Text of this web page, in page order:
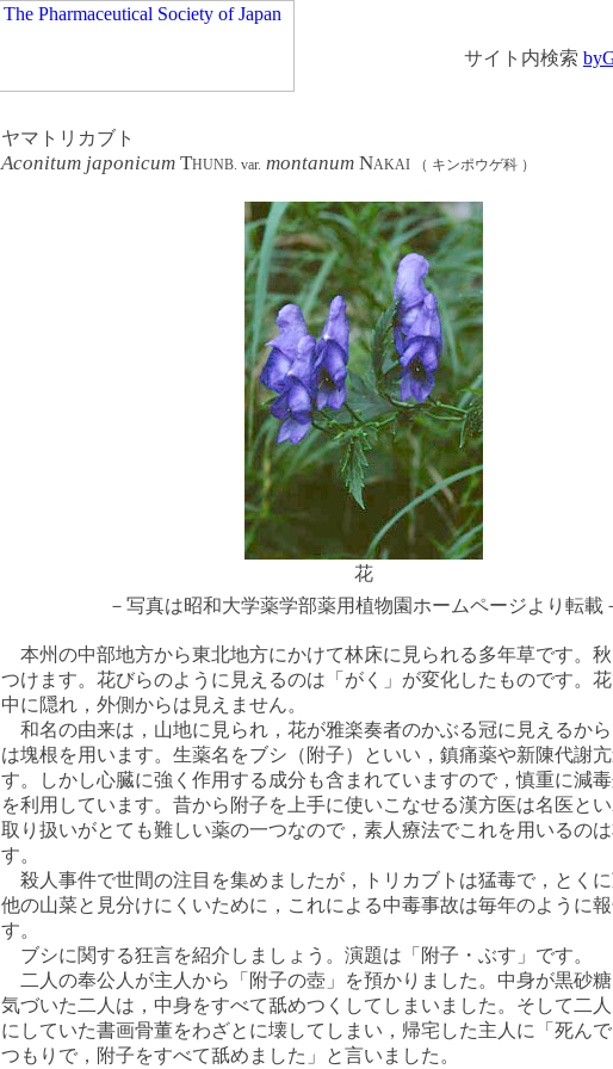
サイト内検索
ヤマトリカブト
Aconitum japonicum THUNB. var. montanum NAKAI （ キンポウゲ科 ）
花
－写真は昭和大学薬学部薬用植物園ホームページより転載
本州の中部地方から東北地方にかけて林床に見られる多年草です。
つけます。花びらのように見えるのは「がく」が変化したものです。
中に隠れ，外側からは見えません。
和名の由来は，山地に見られ，花が雅楽奏者のかぶる冠に見えるか
は塊根を用います。生薬名をブシ（附子）といい，鎮痛薬や新陳代謝
す。しかし心臓に強く作用する成分も含まれていますので，慎重に減
を利用しています。昔から附子を上手に使いこなせる漢方医は名医とい
取り扱いがとても難しい薬の一つなので，素人療法でこれを用いるの
す。
殺人事件で世間の注目を集めましたが，トリカブトは猛毒で，とく
他の山菜と見分けにくいために，これによる中毒事故は毎年のように
す。
ブシに関する狂言を紹介しましょう。演題は「附子・ぶす」です。
二人の奉公人が主人から「附子の壺」を預かりました。中身が黒砂
気づいた二人は，中身をすべて舐めつくしてしまいました。そして二
にしていた書画骨董をわざとに壊してしまい，帰宅した主人に「死ん
つもりで，附子をすべて舐めました」と言いました。